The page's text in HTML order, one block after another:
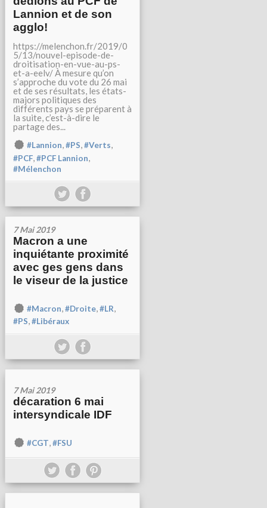
Lannion et de son
agglo!
https://melenchon.fr/2019/0
5/13/nouvel-episode-de-
droitisation-en-vue-au-ps-
et-a-eelv/ À mesure qu’on
s’approche du vote du 26 mai
et de ses résultats, les états-
majors politiques des
différents pays se préparent à
la suite, c’est-à-dire le
partage des...
#Lannion,#PS,#Verts,
#PCF #PCF Lannion
#Mélenchon
7 Mai 2019
Macron a une
inquiétante proximité
avec ges gens dans
le viseur de la justice
#Macron,#Droite,#LR,
#PS,#Libéraux
7 Mai 2019
décaration 6 mai
intersyndicale IDF
#CGT,#FSU